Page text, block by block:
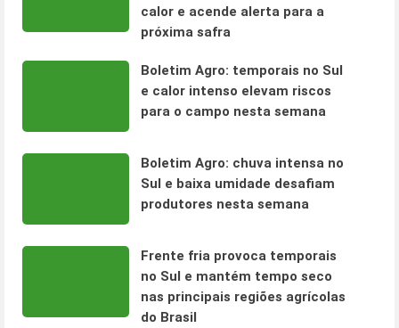
calor e acende alerta para a
próxima safra
Boletim Agro: temporais no Sul
e calor intenso elevam riscos
para o campo nesta semana
Boletim Agro: chuva intensa no
Sul e baixa umidade desafiam
produtores nesta semana
Frente fria provoca temporais
no Sul e mantém tempo seco
nas principais regiões agrícolas
do Brasil